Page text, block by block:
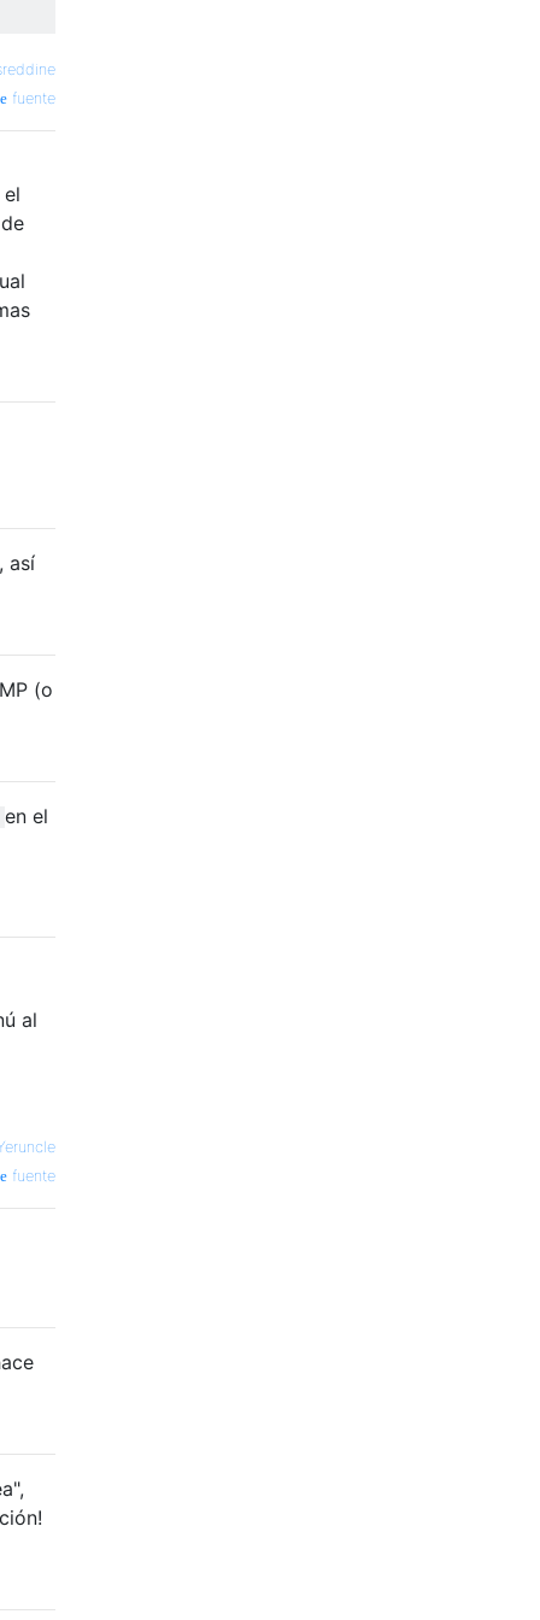
fuente
así
(o
en el
al
fuente